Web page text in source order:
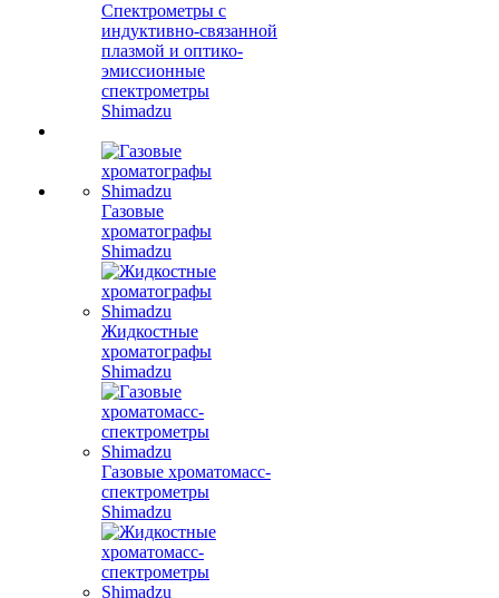
Спектрометры с
индуктивно-связанной
плазмой и оптико-
эмиссионные
спектрометры
Shimadzu
Газовые
хроматографы
Shimadzu
Жидкостные
хроматографы
Shimadzu
Газовые хроматомасс-
спектрометры
Shimadzu